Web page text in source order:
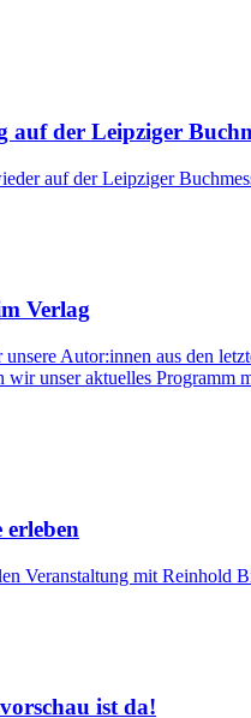
auf der Leipziger
auf der Leipziger
Verlag
Autor:innen aus den
wir unser aktuelles
Veranstaltung mit Reinhold
ist da!